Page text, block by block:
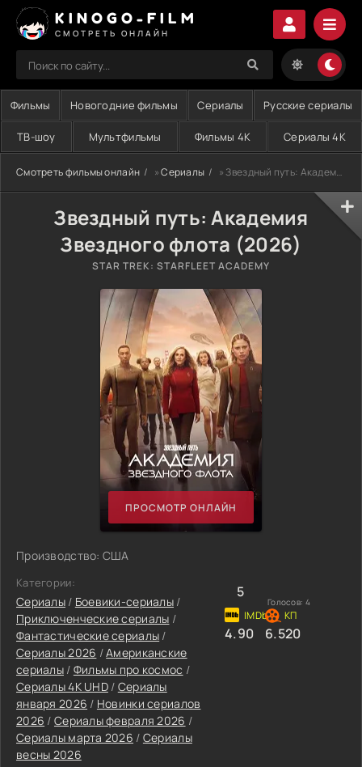
KINOGO-FILM
СМОТРЕТЬ ОНЛАЙН
Фильмы Новогодние фильмы Сериалы Русские сериалы
ТВ-шоу Мультфильмы Фильмы 4K Сериалы 4K
Смотреть фильмы онлайн »Сериалы » Звездный путь: Академия Звездного флота (2026)
Звездный путь: Академия
Звездного флота (2026)
STAR TREK: STARFLEET ACADEMY
ПРОСМОТР ОНЛАЙН
Производство: США
Категории:
Сериалы/ Боевики-сериалы /
Приключенческие сериалы /
Фантастические сериалы /
Сериалы 2026 /Американские
сериалы/ Фильмы про космос /
Сериалы 4K UHD/ Сериалы
января 2026 / Новинки сериалов
2026 / Сериалы февраля 2026 /
Сериалы марта 2026 / Сериалы
весны 2026
5
Голосов: 4
4.90 6.520